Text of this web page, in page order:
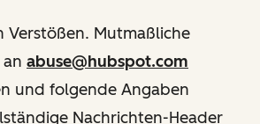
Verstößen. Mutmaßliche
abuse@hubspot.com
und folgende Angaben
Nachrichten-Header